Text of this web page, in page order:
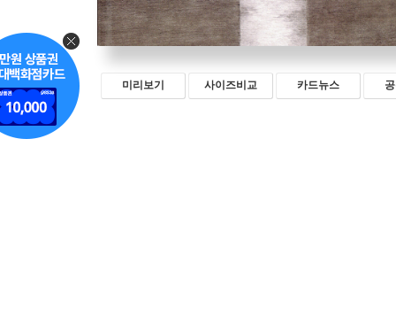
미리보기 사이즈비교 카드뉴스